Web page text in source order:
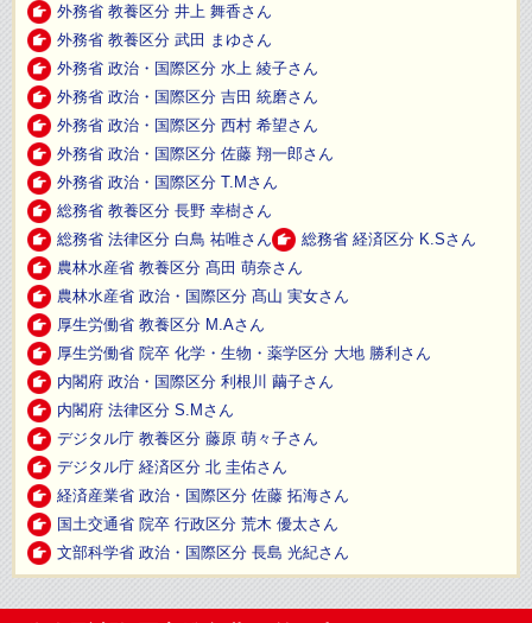
外務省 教養区分 井上 舞香さん
外務省 教養区分 武田 まゆさん
外務省 政治・国際区分 水上 綾子さん
外務省 政治・国際区分 吉田 統磨さん
外務省 政治・国際区分 西村 希望さん
外務省 政治・国際区分 佐藤 翔一郎さん
外務省 政治・国際区分 T.Mさん
総務省 教養区分 長野 幸樹さん
総務省 法律区分 白鳥 祐唯さん
総務省 経済区分 K.Sさん
農林水産省 教養区分 髙田 萌奈さん
農林水産省 政治・国際区分 髙山 実女さん
厚生労働省 教養区分 M.Aさん
厚生労働省 院卒 化学・生物・薬学区分 大地 勝利さん
内閣府 政治・国際区分 利根川 繭子さん
内閣府 法律区分 S.Mさん
デジタル庁 教養区分 藤原 萌々子さん
デジタル庁 経済区分 北 圭佑さん
経済産業省 政治・国際区分 佐藤 拓海さん
国土交通省 院卒 行政区分 荒木 優太さん
文部科学省 政治・国際区分 長島 光紀さん